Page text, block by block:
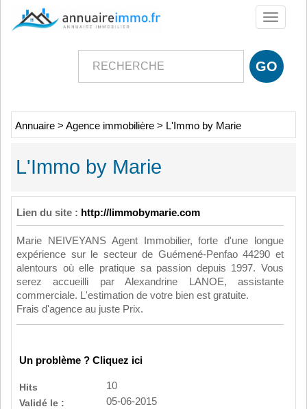
Toggle
Annuaire > Agence immobilière > L'Immo by Marie
L'Immo by Marie
Lien du site : http://limmobymarie.com
Marie NEIVEYANS Agent Immobilier, forte d'une longue
expérience sur le secteur de Guémené-Penfao 44290 et
alentours où elle pratique sa passion depuis 1997. Vous
serez accueilli par Alexandrine LANOE, assistante
commerciale. L'estimation de votre bien est gratuite.
Frais d'agence au juste Prix.
Un problème ? Cliquez ici
Hits
10
Validé le :
05-06-2015